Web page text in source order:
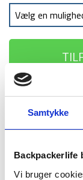
Samtykke
Backpackerlife
Vi bruger
levering